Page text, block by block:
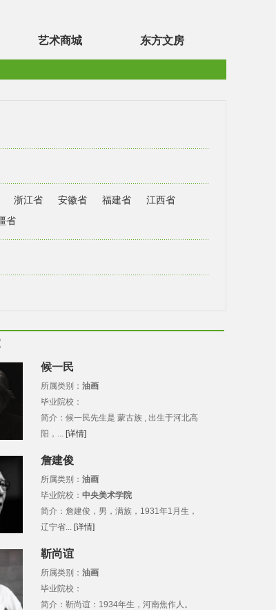
艺术商城 东方文房
浙江省 安徽省 福建省
江西省
省
候一民
所属类别： 油画
毕业院校：
简介：候一民先生是 蒙古族 , 出生于河北高
阳，... [详情]
詹建俊
所属类别： 油画
毕业院校： 中央美术学院
简介：詹建俊，男，满族，1931年1月生，
辽宁省... [详情]
靳尚谊
所属类别： 油画
毕业院校：
简介：靳尚谊：1934年生，河南焦作人。